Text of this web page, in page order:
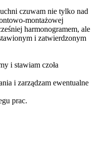
czuwam nie tylko nad
montażowej
harmonogramem, ale
i zatwierdzonym
i stawiam czoła
i zarządzam ewentualne
prac.